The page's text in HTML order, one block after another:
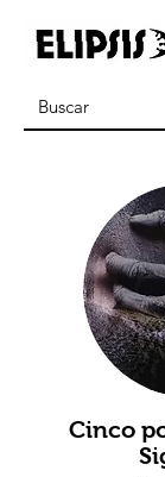
Cinco